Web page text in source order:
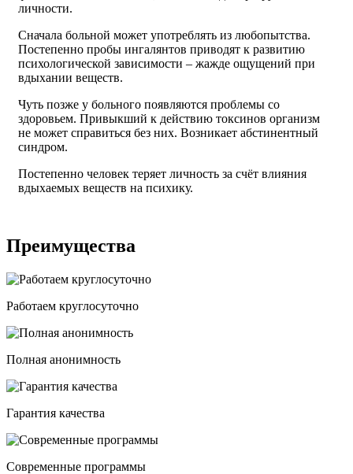
личности.
Сначала больной может употреблять из любопытства.
Постепенно пробы ингалянтов приводят к развитию
психологической зависимости – жажде ощущений при
вдыхании веществ.
Чуть позже у больного появляются проблемы со
здоровьем. Привыкший к действию токсинов организм
не может справиться без них. Возникает абстинентный
синдром.
Постепенно человек теряет личность за счёт влияния
вдыхаемых веществ на психику.
Преимущества
Работаем круглосуточно
Полная анонимность
Гарантия качества
Современные программы